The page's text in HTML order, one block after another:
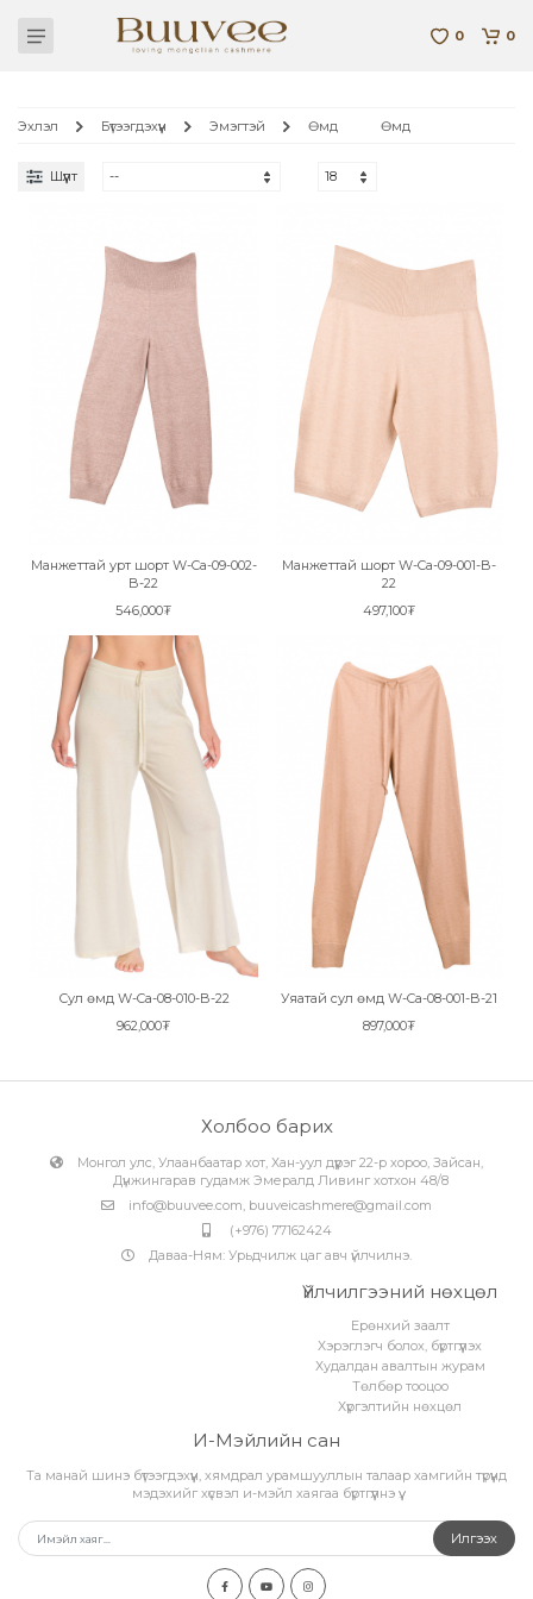
0 0
Эхлэл Бүтээгдэхүүн Эмэгтэй Өмд Өмд
Шүүлт
Манжеттай урт шорт W-Ca-09-002-
B-22
546,000₮
Манжеттай шорт W-Ca-09-001-B-
22
497,100₮
Сул өмд W-Ca-08-010-B-22
962,000₮
Уяатай сул өмд W-Ca-08-001-B-21
897,000₮
Холбоо барих
Монгол улс, Улаанбаатар хот, Хан-уул дүүрэг 22-р хороо, Зайсан,
Дүнжингарав гудамж Эмералд Ливинг хотхон 48/8
info@buuvee.com, buuveicashmere@gmail.com
(+976) 77162424
Даваа-Ням: Урьдчилж цаг авч үйлчилнэ.
Үйлчилгээний нөхцөл
Ерөнхий заалт
Хэрэглэгч болох, бүртгүүлэх
Худалдан авалтын журам
Төлбөр тооцоо
Хүргэлтийн нөхцөл
И-Мэйлийн сан
Та манай шинэ бүтээгдэхүүн, хямдрал урамшууллын талаар хамгийн түрүүнд
мэдэхийг хүсвэл и-мэйл хаягаа бүртгүүлнэ үү.
Илгээх